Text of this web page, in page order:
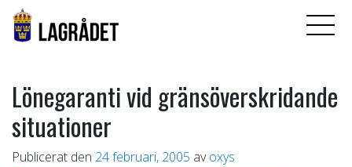
Lönegaranti vid gränsöverskridande
situationer
Publicerat den 24 februari, 2005 av oxys